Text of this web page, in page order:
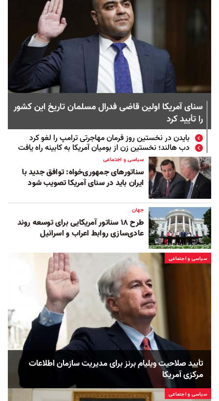
سنای آمریکا اولین قاضی فدرال مسلمان تاریخ این کشور
را تأیید کرد
بایدن در نخستین روز فرمان مهاجرتی ترامپ را لغو کرد
دب هالند؛ نخستین زن از بومیان آمریکا به کابینه راه یافت
سیاسی و اجتماعی
سناتورهای جمهوری‌خواه: توافق جدید با
ایران باید در سنای آمریکا تصویب شود
جهان
طرح ۱۸ سناتور آمریکایی برای توسعه روند
عادی‌سازی روابط اعراب و اسرائیل
سیاسی و اجتماعی
تأیید صلاحیت ویلیام برنز برای مدیریت سازمان اطلاعات
مرکزی آمریکا
سیاسی و اجتماعی